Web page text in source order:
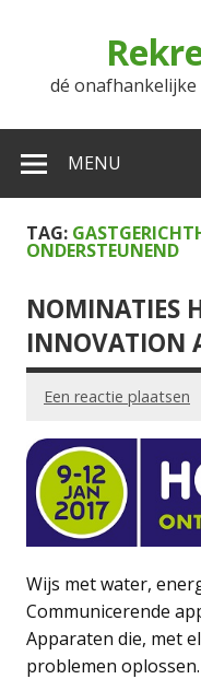
dé
MENU
TAG:
ONDERSTEUNEND
NOMINATIES
INNOVATION
Een reactie plaatsen
Wijs met water,
Communicerende
Apparaten die, met
problemen